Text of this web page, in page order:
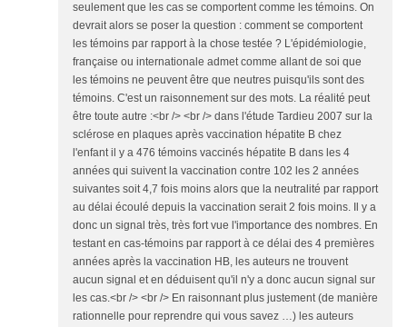
seulement que les cas se comportent comme les témoins. On
devrait alors se poser la question : comment se comportent
les témoins par rapport à la chose testée ? L'épidémiologie,
française ou internationale admet comme allant de soi que
les témoins ne peuvent être que neutres puisqu'ils sont des
témoins. C'est un raisonnement sur des mots. La réalité peut
être toute autre :<br /> <br /> dans l'étude Tardieu 2007 sur la
sclérose en plaques après vaccination hépatite B chez
l'enfant il y a 476 témoins vaccinés hépatite B dans les 4
années qui suivent la vaccination contre 102 les 2 années
suivantes soit 4,7 fois moins alors que la neutralité par rapport
au délai écoulé depuis la vaccination serait 2 fois moins. Il y a
donc un signal très, très fort vue l'importance des nombres. En
testant en cas-témoins par rapport à ce délai des 4 premières
années après la vaccination HB, les auteurs ne trouvent
aucun signal et en déduisent qu'il n'y a donc aucun signal sur
les cas.<br /> <br /> En raisonnant plus justement (de manière
rationnelle pour reprendre qui vous savez …) les auteurs